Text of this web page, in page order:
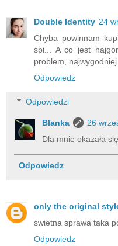
Double Identity 24
Chyba powinnam
śpi... A co jest
problem, najwygodniej
Odpowiedz
Odpowiedzi
Blanka
26
Dla mnie okazała
Odpowiedz
only the original
świetna sprawa taka
Odpowiedz